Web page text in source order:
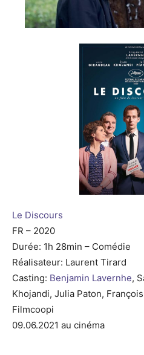
Le Discours
FR – 2020
Durée: 1h 28min – Comédie
Réalisateur: Laurent Tirard
Casting: Benjamin Lavernhe,
Khojandi, Julia Paton,
Filmcoopi
09.06.2021 au cinéma